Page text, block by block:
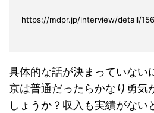
https://mdpr.jp/interview/detail/
具体的な話が決まっていない
京は普通だったらかなり勇気
しょうか？収入も実績がない